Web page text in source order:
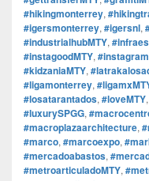
#hikingmonterrey,
#igersmonterrey, #igersnl,
#industrialhubMTY,
#instagoodMTY,
#kidzaniaMTY,
#ligamonterrey,
#losatarantados, #loveMTY,
#luxurySPGG,
#macroplazaarchitecture,
#marco, #marcoexpo,
#mercadoabastos,
#metroarticuladoMTY,